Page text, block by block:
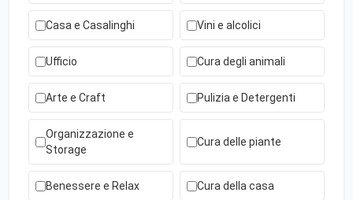
Casa e Casalinghi Vini e alcolici
Ufficio Cura degli animali
Arte e Craft Pulizia e Detergenti
Organizzazione e
Storage
Cura delle piante
Benessere e Relax Cura della casa